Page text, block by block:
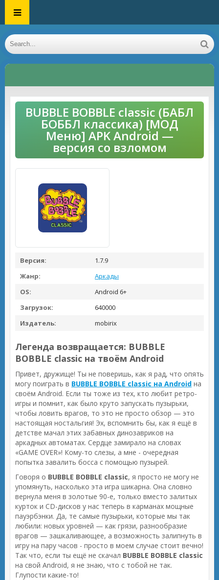
BUBBLE BOBBLE classic (БАБЛ
БОББЛ классика) [МОД
Меню] APK Android —
версия со взломом
Версия:
1.7.9
Жанр:
Аркады
OS:
Android 6+
Загрузок:
640000
Издатель:
mobirix
Легенда возвращается: BUBBLE
BOBBLE classic на твоём Android
Привет, дружище! Ты не поверишь, как я рад, что опять
могу поиграть в BUBBLE BOBBLE classic на Android на
своём Android. Если ты тоже из тех, кто любит ретро-
игры и помнит, как было круто запускать пузырьки,
чтобы ловить врагов, то это не просто обзор — это
настоящая ностальгия! Эх, вспомнить бы, как я ещё в
детстве мачал этих забавных динозавриков на
аркадных автоматах. Сердце замирало на словах
«GAME OVER»! Кому-то слезы, а мне - очередная
попытка завалить босса с помощью пузырей.
Говоря о BUBBLE BOBBLE classic, я просто не могу не
упомянуть, насколько эта игра шикарна. Она словно
вернула меня в золотые 90-е, только вместо залитых
курток и CD-дисков у нас теперь в карманах мощные
пауэрбэнки. Да, те самые пузырьки, которые мы так
любили: новых уровней — как грязи, разнообразие
врагов — зашкаливающее, а возможность залипнуть в
игру на пару часов - просто в моем случае стоит вечно!
Так что, если ты ещё не скачал BUBBLE BOBBLE classic
на свой Android, я не знаю, что с тобой не так.
Глупости какие-то!